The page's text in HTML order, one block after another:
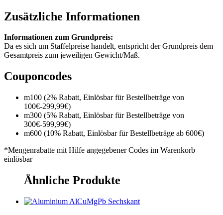
Zusätzliche Informationen
Informationen zum Grundpreis:
Da es sich um Staffelpreise handelt, entspricht der Grundpreis dem
Gesamtpreis zum jeweiligen Gewicht/Maß.
Couponcodes
m100 (2% Rabatt, Einlösbar für Bestellbeträge von
100€-299,99€)
m300 (5% Rabatt, Einlösbar für Bestellbeträge von
300€-599,99€)
m600 (10% Rabatt, Einlösbar für Bestellbeträge ab 600€)
*Mengenrabatte mit Hilfe angegebener Codes im Warenkorb
einlösbar
Ähnliche Produkte